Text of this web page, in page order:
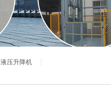
液压升降机